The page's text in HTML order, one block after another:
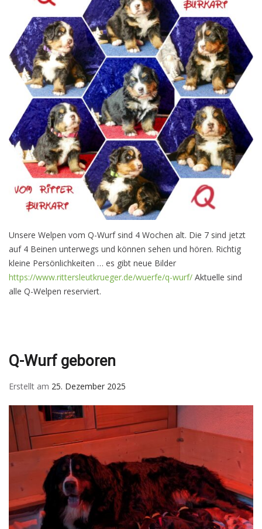
Unsere Welpen vom Q-Wurf sind 4 Wochen alt. Die 7 sind jetzt
auf 4 Beinen unterwegs und können sehen und hören. Richtig
kleine Persönlichkeiten … es gibt neue Bilder
https://www.rittersleutkrueger.de/wuerfe/q-wurf/ Aktuelle sind
alle Q-Welpen reserviert.
Q-Wurf geboren
Erstellt am 25. Dezember 2025